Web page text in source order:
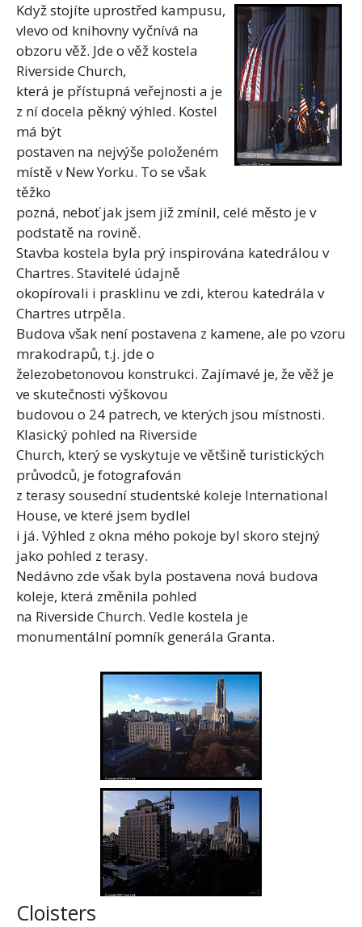
Když stojíte uprostřed kampusu,
vlevo od knihovny vyčnívá na
obzoru věž. Jde o věž kostela
Riverside Church,
která je přístupná veřejnosti a je
z ní docela pěkný výhled. Kostel
má být
postaven na nejvýše položeném
místě v New Yorku. To se však
těžko
pozná, neboť jak jsem již zmínil, celé město je v
podstatě na rovině.
Stavba kostela byla prý inspirována katedrálou v
Chartres. Stavitelé údajně
okopírovali i prasklinu ve zdi, kterou katedrála v
Chartres utrpěla.
Budova však není postavena z kamene, ale po vzoru
mrakodrapů, t.j. jde o
železobetonovou konstrukci. Zajímavé je, že věž je
ve skutečnosti výškovou
budovou o 24 patrech, ve kterých jsou místnosti.
Klasický pohled na Riverside
Church, který se vyskytuje ve většině turistických
průvodců, je fotografován
z terasy sousední studentské koleje International
House, ve které jsem bydlel
i já. Výhled z okna mého pokoje byl skoro stejný
jako pohled z terasy.
Nedávno zde však byla postavena nová budova
koleje, která změnila pohled
na Riverside Church. Vedle kostela je
monumentální pomník generála Granta.
Cloisters